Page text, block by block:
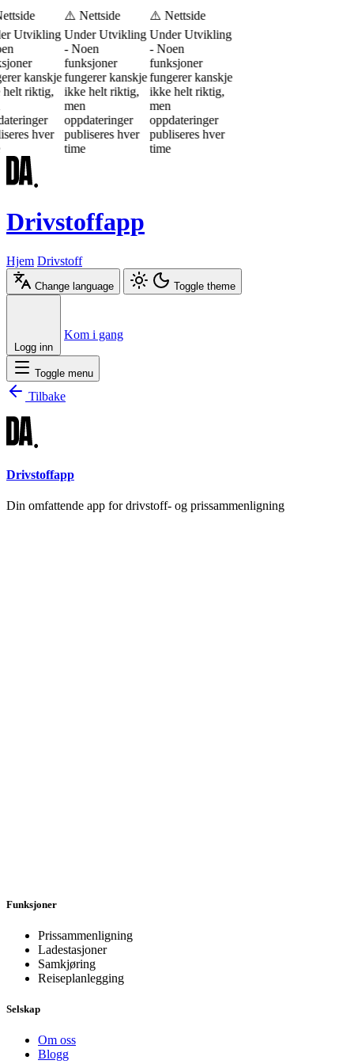
Utvikling
kanskje
riktig,
hver
⚠️ Nettside
Under Utvikling
- Noen
funksjoner
fungerer kanskje
ikke helt riktig,
men
oppdateringer
publiseres hver
time
⚠️ Nettside
Under Utvikling
- Noen
funksjoner
fungerer kanskje
ikke helt riktig,
men
oppdateringer
publiseres hver
time
Drivstoffapp
Hjem Drivstoff
Change language Toggle theme
Logg inn
Kom i gang
Toggle menu
Tilbake
Drivstoffapp
Din omfattende app for drivstoff- og prissammenligning
Funksjoner
Prissammenligning
Ladestasjoner
Samkjøring
Reiseplanlegging
Selskap
Om oss
Blogg